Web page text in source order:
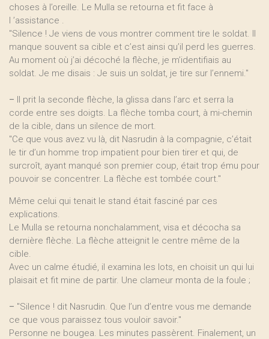
choses à l’oreille. Le Mulla se retourna et fit face à
l ’assistance .
"Silence ! Je viens de vous montrer comment tire le soldat. Il
manque souvent sa cible et c’est ainsi qu’il perd les guerres.
Au moment où j’ai décoché la flèche, je m’identifiais au
soldat. Je me disais : Je suis un soldat, je tire sur l’ennemi."
– Il prit la seconde flèche, la glissa dans l’arc et serra la
corde entre ses doigts. La flèche tomba court, à mi-chemin
de la cible, dans un silence de mort.
"Ce que vous avez vu là, dit Nasrudin à la compagnie, c’était
le tir d’un homme trop impatient pour bien tirer et qui, de
surcroît, ayant manqué son premier coup, était trop ému pour
pouvoir se concentrer. La flèche est tombée court."
Même celui qui tenait le stand était fasciné par ces
explications.
Le Mulla se retourna nonchalamment, visa et décocha sa
dernière flèche. La flèche atteignit le centre même de la
cible.
Avec un calme étudié, il examina les lots, en choisit un qui lui
plaisait et fit mine de partir. Une clameur monta de la foule ;
– "Silence ! dit Nasrudin. Que l’un d’entre vous me demande
ce que vous paraissez tous vouloir savoir."
Personne ne bougea. Les minutes passèrent. Finalement, un